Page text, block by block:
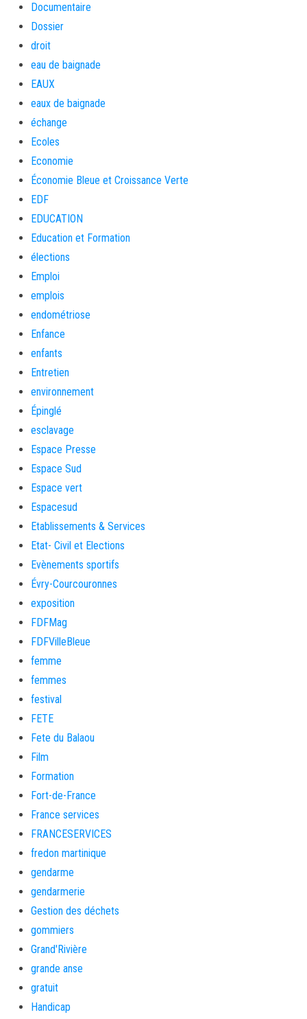
Documentaire
Dossier
droit
eau de baignade
EAUX
eaux de baignade
échange
Ecoles
Economie
Économie Bleue et Croissance Verte
EDF
EDUCATION
Education et Formation
élections
Emploi
emplois
endométriose
Enfance
enfants
Entretien
environnement
Épinglé
esclavage
Espace Presse
Espace Sud
Espace vert
Espacesud
Etablissements & Services
Etat- Civil et Elections
Evènements sportifs
Évry-Courcouronnes
exposition
FDFMag
FDFVilleBleue
femme
femmes
festival
FETE
Fete du Balaou
Film
Formation
Fort-de-France
France services
FRANCESERVICES
fredon martinique
gendarme
gendarmerie
Gestion des déchets
gommiers
Grand'Rivière
grande anse
gratuit
Handicap